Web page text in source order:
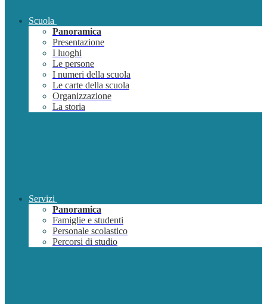
Scuola
Panoramica
Presentazione
I luoghi
Le persone
I numeri della scuola
Le carte della scuola
Organizzazione
La storia
Servizi
Panoramica
Famiglie e studenti
Personale scolastico
Percorsi di studio